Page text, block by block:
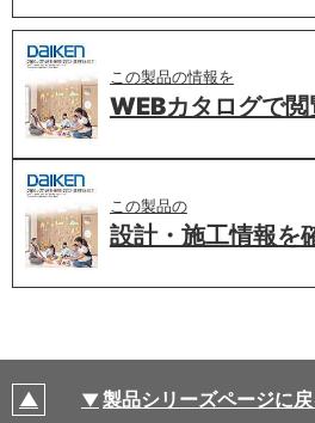
この製品の情報を
WEBカタログで閲
この製品の
設計・施工情報を
製品シリーズページに